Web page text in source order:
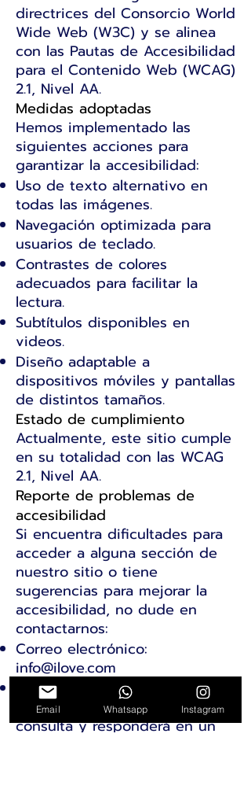
directrices del Consorcio World
Wide Web (W3C) y se alinea
con las Pautas de Accesibilidad
para el Contenido Web (WCAG)
2.1, Nivel AA.
Medidas adoptadas
Hemos implementado las
siguientes acciones para
garantizar la accesibilidad:
Uso de texto alternativo en
todas las imágenes.
Navegación optimizada para
usuarios de teclado.
Contrastes de colores
adecuados para facilitar la
lectura.
Subtítulos disponibles en
videos.
Diseño adaptable a
dispositivos móviles y pantallas
de distintos tamaños.
Estado de cumplimiento
Actualmente, este sitio cumple
en su totalidad con las WCAG
2.1, Nivel AA.
Reporte de problemas de
accesibilidad
Si encuentra dificultades para
acceder a alguna sección de
nuestro sitio o tiene
sugerencias para mejorar la
accesibilidad, no dude en
contactarnos:
Correo electrónico:
info@ilove.com
Teléfono:
1168493062
Nuestro equipo revisará su
consulta y responderá en un
Email Whatsapp Instagram